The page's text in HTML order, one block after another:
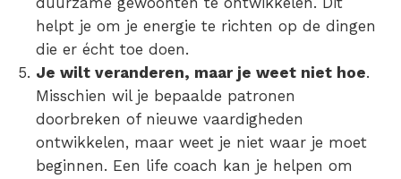
helpt je om je energie te richten op de dingen
die er écht toe doen.
Je wilt veranderen, maar je weet niet hoe.
Misschien wil je bepaalde patronen
doorbreken of nieuwe vaardigheden
ontwikkelen, maar weet je niet waar je moet
beginnen. Een life coach kan je helpen om